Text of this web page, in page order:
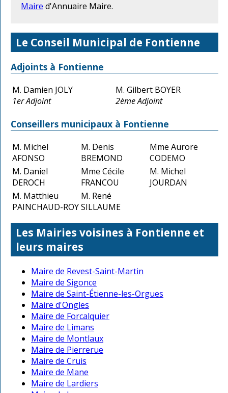
Maire d'Annuaire Maire.
Le Conseil Municipal de Fontienne
Adjoints à Fontienne
M. Damien JOLY
1er Adjoint
M. Gilbert BOYER
2ème Adjoint
Conseillers municipaux à Fontienne
M. Michel
AFONSO
M. Denis
BREMOND
Mme Aurore
CODEMO
M. Daniel
DEROCH
Mme Cécile
FRANCOU
M. Michel
JOURDAN
M. Matthieu
PAINCHAUD-ROY
M. René
SILLAUME
Les Mairies voisines à Fontienne et
leurs maires
Maire de Revest-Saint-Martin
Maire de Sigonce
Maire de Saint-Étienne-les-Orgues
Maire d'Ongles
Maire de Forcalquier
Maire de Limans
Maire de Montlaux
Maire de Pierrerue
Maire de Cruis
Maire de Mane
Maire de Lardiers